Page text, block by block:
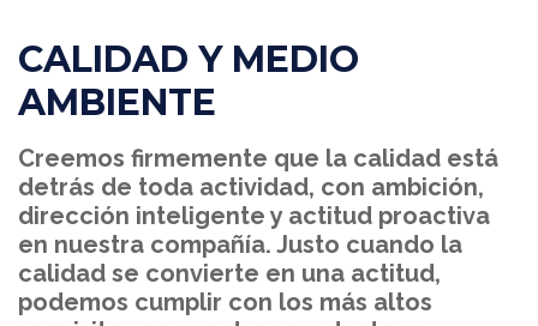
CALIDAD Y MEDIO
AMBIENTE
Creemos firmemente que la calidad está
detrás de toda actividad, con ambición,
dirección inteligente y actitud proactiva
en nuestra compañía. Justo cuando la
calidad se convierte en una actitud,
podemos cumplir con los más altos